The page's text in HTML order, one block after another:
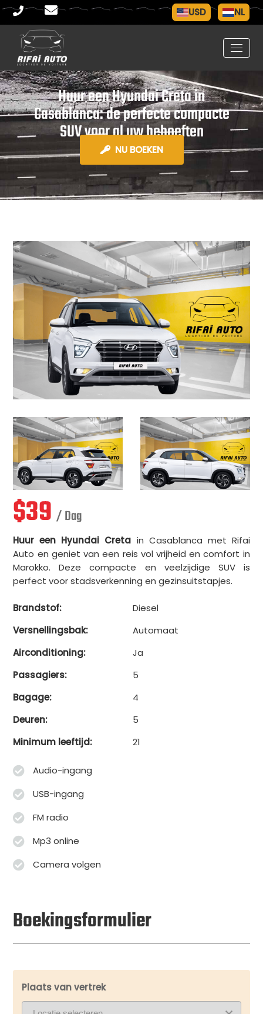
USD NL
Huur een Hyundai Creta in
Casablanca: de perfecte compacte
SUV voor al uw behoeften
NU BOEKEN
$39 / Dag
Huur een Hyundai Creta in Casablanca met Rifai
Auto en geniet van een reis vol vrijheid en comfort in
Marokko. Deze compacte en veelzijdige SUV is
perfect voor stadsverkenning en gezinsuitstapjes.
Brandstof:
Diesel
Versnellingsbak:
Automaat
Airconditioning:
Ja
Passagiers:
5
Bagage:
4
Deuren:
5
Minimum leeftijd:
21
Audio-ingang
USB-ingang
FM radio
Mp3 online
Camera volgen
Boekingsformulier
Plaats van vertrek